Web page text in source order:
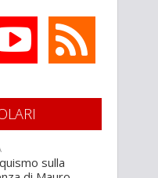
sulla